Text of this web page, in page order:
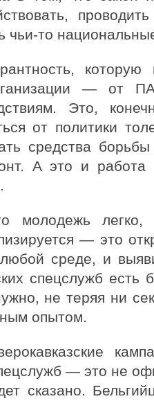
чьи-то
которую
— от
Это,
от политики
средства
А это и
молодежь
— это
среде, и
спецслужб есть
не теряя ни
опытом.
— это не
сказано.